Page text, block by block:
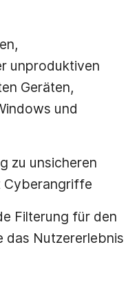
unproduktiven
Geräten,
und
zu unsicheren
Cyberangriffe
Filterung für den
das Nutzererlebnis